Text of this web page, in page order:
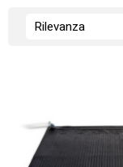
Rilevanza